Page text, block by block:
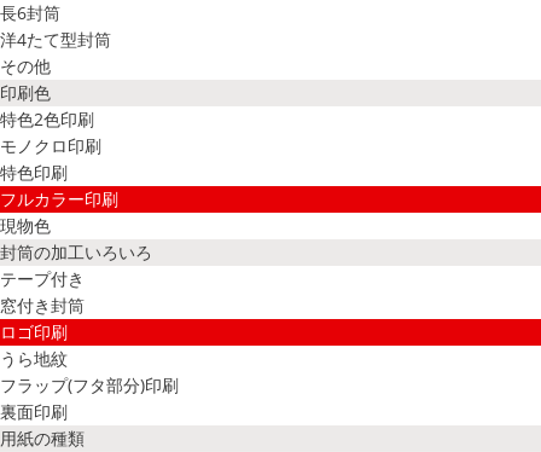
長6封筒
洋4たて型封筒
その他
印刷色
特色2色印刷
モノクロ印刷
特色印刷
フルカラー印刷
現物色
封筒の加工いろいろ
テープ付き
窓付き封筒
ロゴ印刷
うら地紋
フラップ(フタ部分)印刷
裏面印刷
用紙の種類